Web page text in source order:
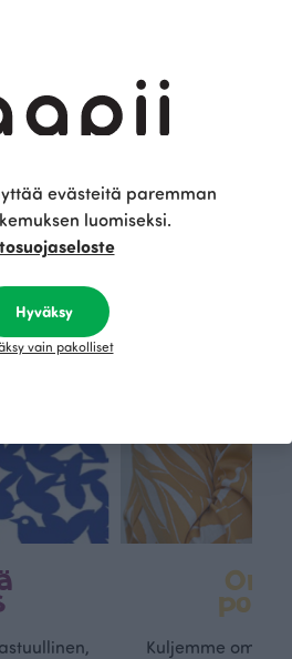
68.00 EUR
on Paapii
Oma
Kuljemme omaa,
evästeitä paremman
luomiseksi.
Hyväksy
vain pakolliset